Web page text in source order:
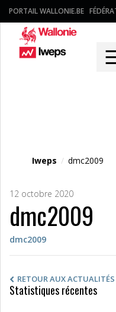
PORTAIL WALLONIE.BE
Iweps / dmc2009
12 octobre 2020
dmc2009
dmc2009
RETOUR AUX ACTUALITÉS
Statistiques récentes